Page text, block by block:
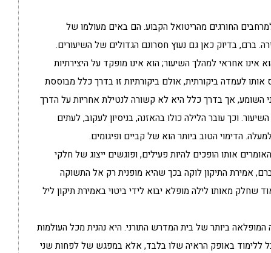
החורגים מהריטואל הקבוע. הם באים מעולמו של
ברם, בדיוק כאן גם נעוץ חסרונם הגדולים של השיעורים.
אחראי למהלך השיעור; הוא אינו מופקד על היצירתיות
לעמדה ביקורתית, אולם ביקורתיות זו בדרך כלל מבוססת
השומע, אך בדרך כלל היא לא קשורה לנטילת אחריות על הדרך
וכך עובר הלילה כולו בהאזנה, בניסיון לעקוב, לעתים
הדימוי הטוב ביותר הוא של קביים ופיגומים.
אותו הופכים להיות פעילים, ופוגשים ייצוג של חלקי
אמירת התיקון לוקה בכך שהיא מופנית רק אל התשוקה
שחלק מאותו לילה מופלא יבוא לידי ביטוי באמירת תיקון ליל
ביותר של בית המדרש התורני. היא נהנית מכל העולמות
ללימוד באופק הראיה שלו בלבד, אלא במפגש של לפחות שני